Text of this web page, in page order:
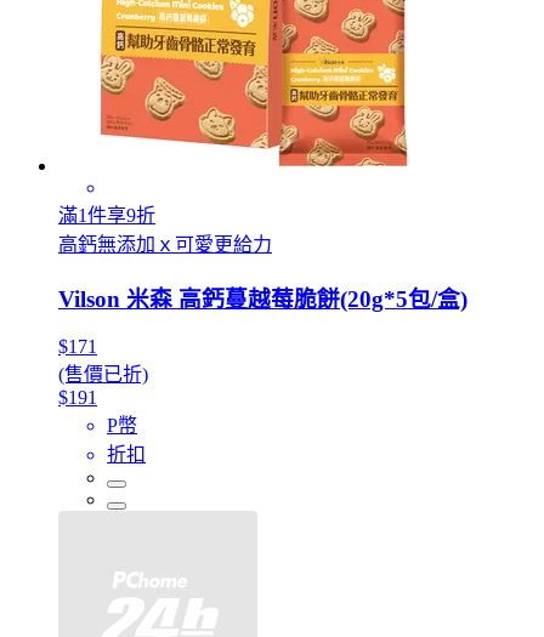
滿1件享9折
高鈣無添加ｘ可愛更給力
Vilson 米森 高鈣蔓越莓脆餅(20g*5包/盒)
$171
(售價已折)
$191
P幣
折扣